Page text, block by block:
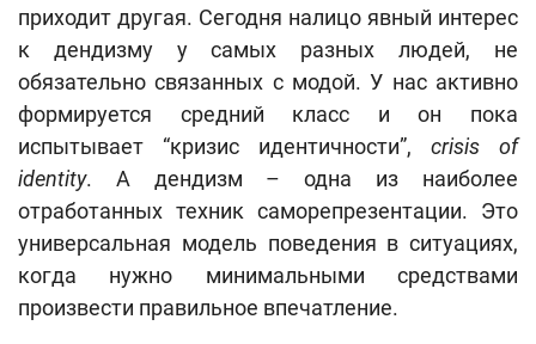
приходит другая. Сегодня налицо явный интерес
к дендизму у самых разных людей, не
обязательно связанных с модой. У нас активно
формируется средний класс и он пока
испытывает “кризис идентичности”, crisis of
identity. А дендизм – одна из наиболее
отработанных техник саморепрезентации. Это
универсальная модель поведения в ситуациях,
когда нужно минимальными средствами
произвести правильное впечатление.